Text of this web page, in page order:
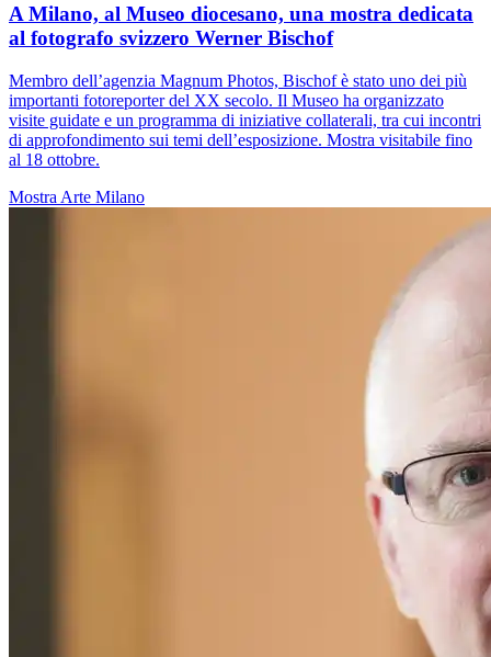
A Milano, al Museo diocesano, una mostra dedicata
al fotografo svizzero Werner Bischof
Membro dell’agenzia Magnum Photos, Bischof è stato uno dei più
importanti fotoreporter del XX secolo. Il Museo ha organizzato
visite guidate e un programma di iniziative collaterali, tra cui incontri
di approfondimento sui temi dell’esposizione. Mostra visitabile fino
al 18 ottobre.
Mostra Arte Milano